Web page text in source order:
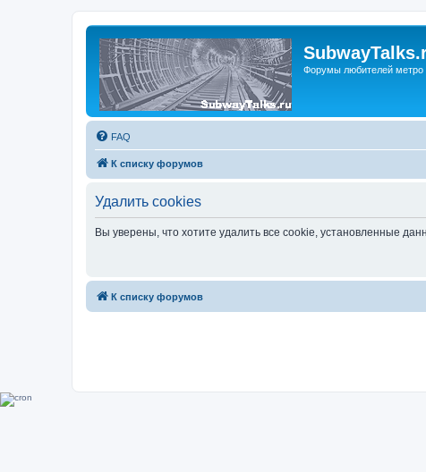
Форумы любителей метро
FAQ
К списку форумов
Удалить cookies
Вы уверены, что хотите удалить все cookie, установленные
К списку форумов